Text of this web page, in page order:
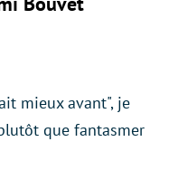
mieux avant", je
que fantasmer